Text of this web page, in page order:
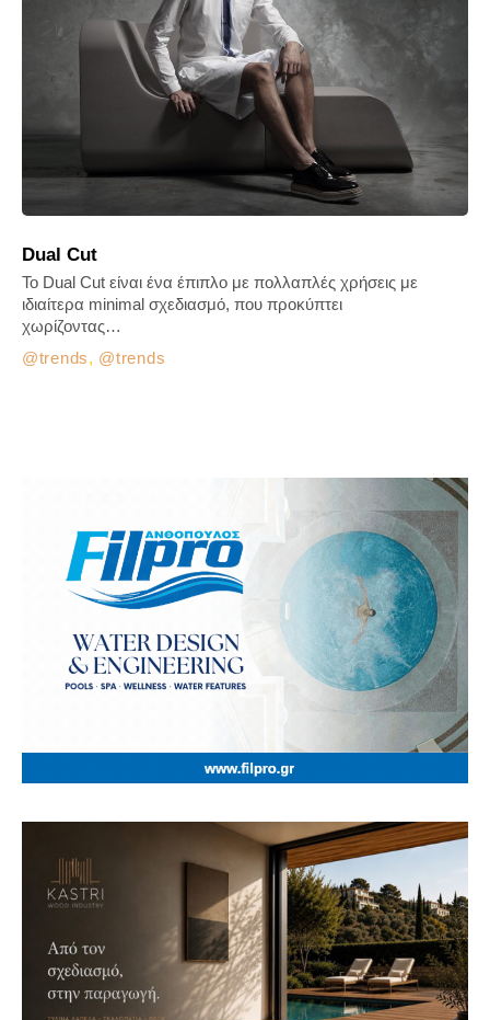
Dual Cut
trends, trends
Το Dual Cut είναι ένα έπιπλο με πολλαπλές χρήσεις με
ιδιαίτερα minimal σχεδιασμό, που προκύπτει
χωρίζοντας…